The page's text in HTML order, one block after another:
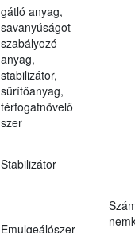
gátló anyag,
savanyúságot
szabályozó
anyag,
stabilizátor,
sűrítőanyag,
térfogatnövelő
szer
Stabilizátor
Emulgeálószer